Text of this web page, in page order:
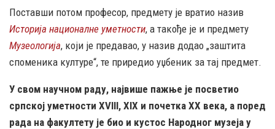
Поставши потом професор, предмету је вратио назив
Историја националне уметности, а такође је и предмету
Музеологија, који је предавао, у назив додао „заштита
споменика културе“, те приредио уџбеник за тај предмет.
У свом научном раду, највише пажње је посветио
српској уметности XVIII, XIX и почетка XX века, а поред
рада на факултету је био и кустос Народног музеја у